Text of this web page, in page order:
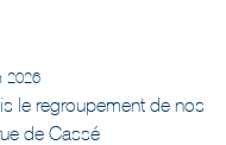
2026
le regroupement de nos
de Cassé